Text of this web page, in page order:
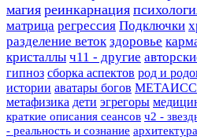
магия реинкарнация
матрица регрессия Подключки
разделение веток здоровье
кристаллы ч11 - другие
гипноз сборка аспектов род и
истории аватары богов
метафизика дети эгрегоры
краткие описания сеансов ч2 -
- реальность и сознание архитектура